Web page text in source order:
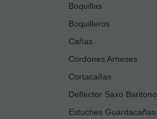
Boquillas
Boquilleros
Cañas
Cordones Arneses
Cortacañas
Deflector Saxo Baritono
Estuches Guardacañas